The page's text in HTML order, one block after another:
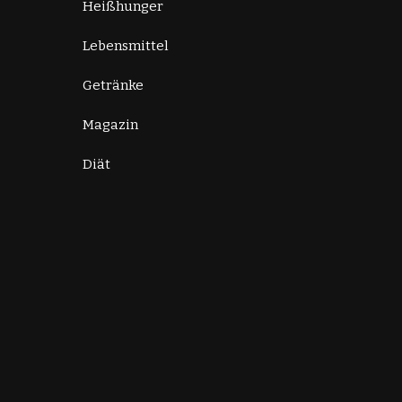
Heißhunger
Lebensmittel
Getränke
Magazin
Diät